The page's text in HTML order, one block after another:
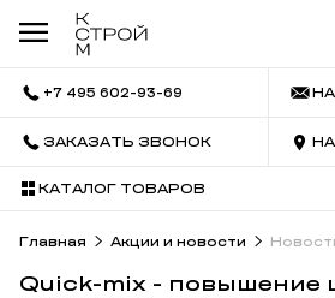
+7 495 602-93-69
ЗАКАЗАТЬ ЗВОНОК
КАТАЛОГ ТОВАРОВ
Главная Акции и новости
Quick-mix - повышение